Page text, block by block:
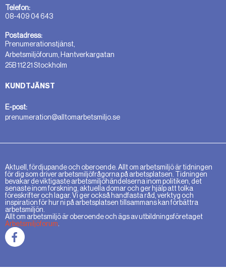
Telefon:
08-409 04 643
Postadress:
Prenumerationstjänst,
Arbetsmiljöforum, Hantverkargatan
25B 112 21 Stockholm
KUNDTJÄNST
E-post:
prenumeration@alltomarbetsmiljo.se
Aktuell, fördjupande och oberoende. Allt om arbetsmiljö är tidningen
för dig som driver arbetsmiljöfrågorna på arbetsplatsen. Tidningen
bevakar de viktigaste arbetsmiljöhändelserna inom politiken, det
senaste inom forskning, aktuella domar och ger hjälp att tolka
föreskrifter och lagar. Vi ger också handfasta råd, verktyg och
inspiration för hur ni på arbetsplatsen tillsammans kan förbättra
arbetsmiljön.
Allt om arbetsmiljö är oberoende och ägs av utbildningsföretaget
Arbetsmiljöforum